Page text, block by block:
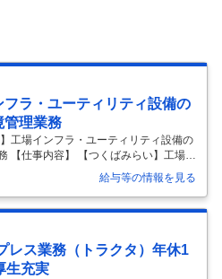
ラ・ユーティリティ設備の
管理業務
工場インフラ・ユーティリティ設備の
【仕事内容】 【つくばみらい】工場イ
入・保守・改善と環境管理業務 【具体
KUBOTA／120か国以上でビジネス展
総合機械メーカー・グローバル企業
ボイラー、吸収式冷温水機、空調設備
ラ設備全般管理：電気・水・エアー・
び点検対応 ・環境関連設備に関する
事の手配および進捗管理 ※工事作
給与等の情報を見る
レス業務（トラクタ）年休1
生充実